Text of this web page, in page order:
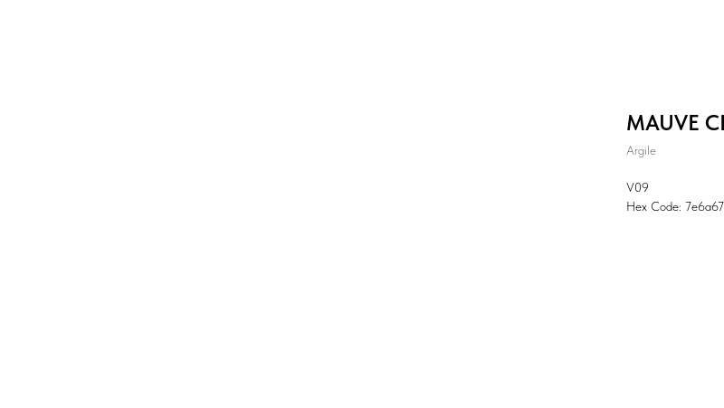
MAUVE
Argile
V09
Hex Code: 7e6a67